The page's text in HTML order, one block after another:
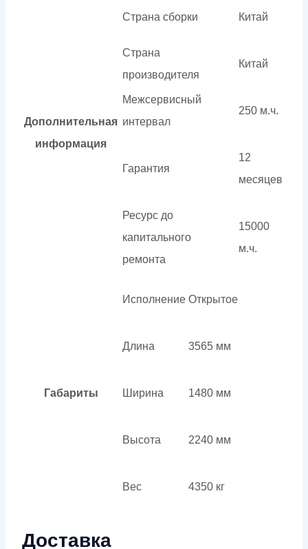
Дополнительная
информация
Страна сборки Китай
Страна
производителя
Китай
Межсервисный
интервал
250 м.ч.
Гарантия
12
месяцев
Ресурс до
капитального
ремонта
15000
м.ч.
Габариты
Исполнение Открытое
Длина 3565 мм
Ширина 1480 мм
Высота 2240 мм
Вес 4350 кг
Доставка